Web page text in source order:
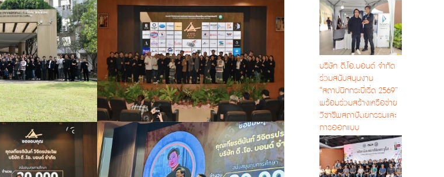
บริษัท ดี.โอ.บอนด์ จำกัด
ร่วมสนับสนุนงาน
“สถาปนิกกระบี่เริ่ด 2569”
พร้อมร่วมสร้างเครือข่าย
วิชาชีพสถาปัตยกรรมและ
การออกแบบ